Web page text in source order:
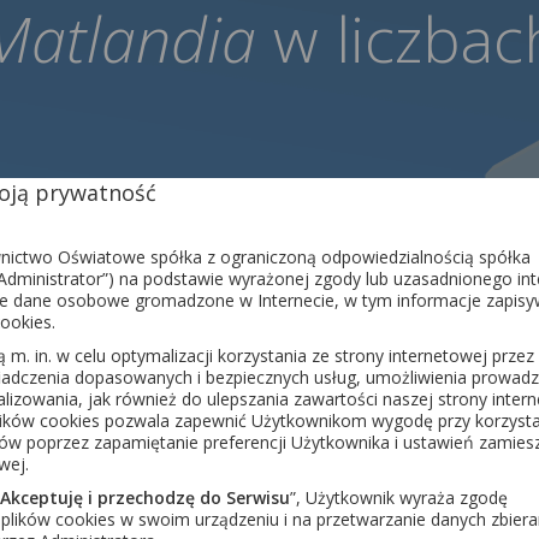
w
- -
-
nauczycieli
-
uczniów,
prywatność
Oświatowe spółka z ograniczoną odpowiedzialnością spółka
na podstawie wyrażonej zgody lub uzasadnionego
dane osobowe gromadzone w Internecie, w tym informacje
m. in. w celu optymalizacji korzystania ze strony internetowej przez
dopasowanych i bezpiecznych usług, umożliwienia
jak również do ulepszania zawartości naszej strony
cookies pozwala zapewnić Użytkownikom wygodę przy
poprzez zapamiętanie preferencji Użytkownika i ustawień
Akceptuję i przechodzę do Serwisu”, Użytkownik wyraża zgodę
cookies w swoim urządzeniu i na przetwarzanie danych